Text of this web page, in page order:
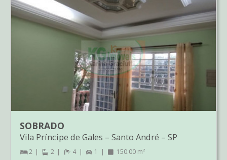
SOBRADO
Vila Príncipe de Gales – Santo André – SP
2 2 4 1 150.00 m²